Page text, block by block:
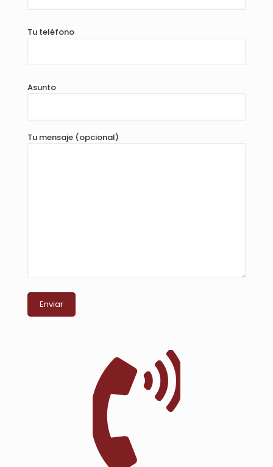
Tu teléfono
Asunto
Tu mensaje (opcional)